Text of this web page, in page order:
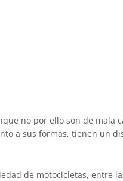
no por ello son de mala
a sus formas, tienen un
de motocicletas, entre